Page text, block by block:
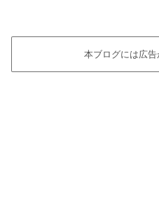
本ブログには広